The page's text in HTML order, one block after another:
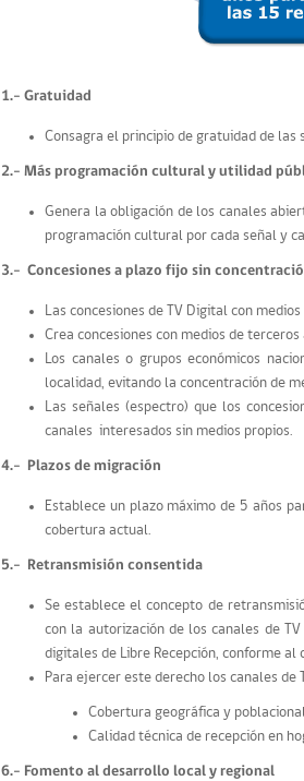
1.- Gratuidad
Consagra el principio de gratuidad de las
2.- Más programación cultural y utilidad
Genera la obligación de los canales
programación cultural por cada señal y
3.- Concesiones a plazo fijo sin
Las concesiones de TV Digital con
Crea concesiones con medios de
Los canales o grupos económicos
localidad, evitando la concentración de
Las señales (espectro) que los
canales interesados sin medios propios.
4.- Plazos de migración
Establece un plazo máximo de 5 años
cobertura actual.
5.- Retransmisión consentida
Se establece el concepto de
con la autorización de los canales de
digitales de Libre Recepción, conforme
Para ejercer este derecho los canales
Cobertura geográfica y
Calidad técnica de recepción en
6.- Fomento al desarrollo local y regional